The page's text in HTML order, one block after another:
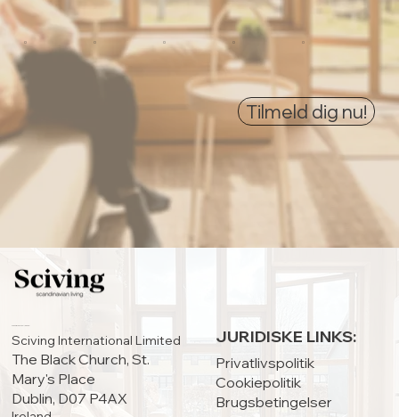
0
0
0
0
0
Tilmeld dig nu!
HOVEDKONTOR:
Sciving International Limited
The Black Church, St.
Mary's Place
Dublin, D07 P4AX
JURIDISKE LINKS:
Privatlivspolitik
Cookiepolitik
Brugsbetingelser